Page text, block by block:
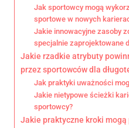
Jak sportowcy mogą
sportowe w nowych
Jakie innowacyjne zasoby
specjalnie zaprojektowane
Jakie rzadkie atrybuty
przez sportowców dla
Jak praktyki uważności
Jakie nietypowe ścieżki
sportowcy?
Jakie praktyczne kroki mogą